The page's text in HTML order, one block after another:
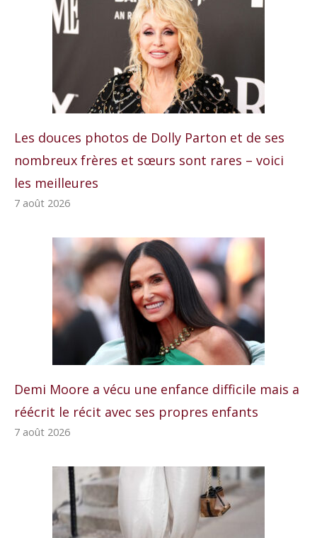
Les douces photos de Dolly Parton et de ses
nombreux frères et sœurs sont rares – voici
les meilleures
7 août 2026
Demi Moore a vécu une enfance difficile mais a
réécrit le récit avec ses propres enfants
7 août 2026